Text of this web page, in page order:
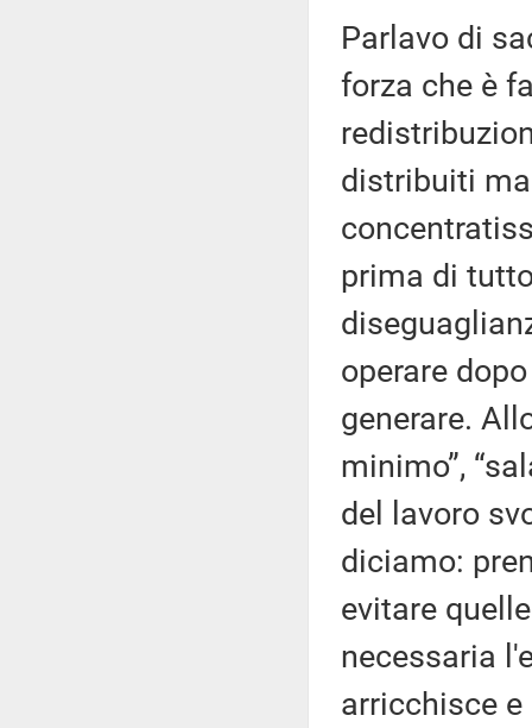
Parlavo di
forza che è
distribuiti
prima di
operare
generare.
minimo”,
del lavoro
diciamo:
evitare
necessaria
arricchisce e